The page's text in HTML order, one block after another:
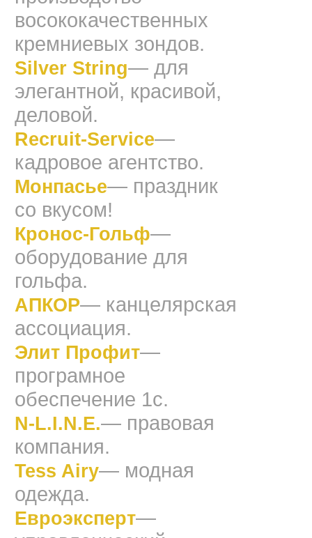
восококачественных
кремниевых зондов.
Silver String— для
элегантной, красивой,
деловой.
Recruit-Service—
кадровое агентство.
Монпасье— праздник
со вкусом!
Кронос-Гольф—
оборудование для
гольфа.
АПКОР— канцелярская
ассоциация.
Элит Профит—
програмное
обеспечение 1с.
N-L.I.N.E.— правовая
компания.
Tess Airy— модная
одежда.
Евроэксперт—